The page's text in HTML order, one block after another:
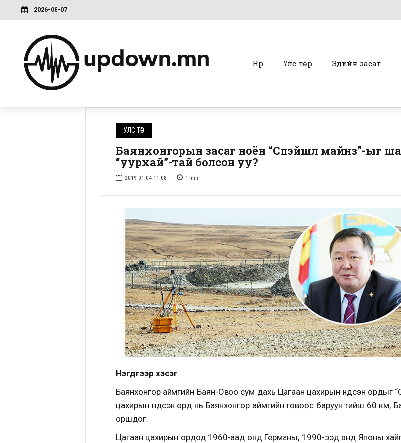
2026-08-07
Нүүр Улс төр Эдийн засаг
УЛС ТӨР
Баянхонгорын засаг ноён “Спэйшл майнз”-ыг
“уурхай”-тай болсон уу?
2019-01-04 11:08 1 min
Нэгдүгээр хэсэг
Баянхонгор аймгийн Баян-Овоо сум дахь Цагаан цахирын үндсэн ордыг
цахирын үндсэн орд нь Баянхонгор аймгийн төвөөс баруун тийш 60 км,
оршдог.
Цагаан цахирын ордод 1960-аад онд Германы, 1990-ээд онд Японы